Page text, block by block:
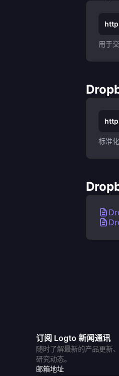
用于
标准
订阅 Logto 新闻通讯
随时了解最新的产品更新
研究动态。
邮箱地址